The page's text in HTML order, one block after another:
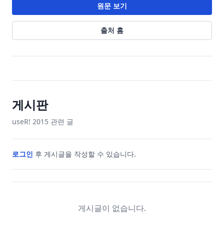
원문 보기
출처 홈
게시판
useR! 2015 관련 글
로그인 후 게시글을 작성할 수 있습니다.
게시글이 없습니다.